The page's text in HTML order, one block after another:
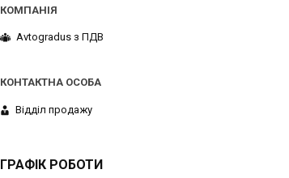
Avtogradus з ПДВ
Відділ продажу
ГРАФІК РОБОТИ